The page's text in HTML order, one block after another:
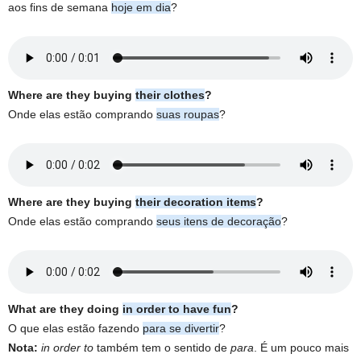
aos fins de semana hoje em dia?
Where are they buying their clothes?
Onde elas estão comprando suas roupas?
Where are they buying their decoration items?
Onde elas estão comprando seus itens de decoração?
What are they doing in order to have fun?
O que elas estão fazendo para se divertir?
Nota: in order to também tem o sentido de para . É um pouco mais